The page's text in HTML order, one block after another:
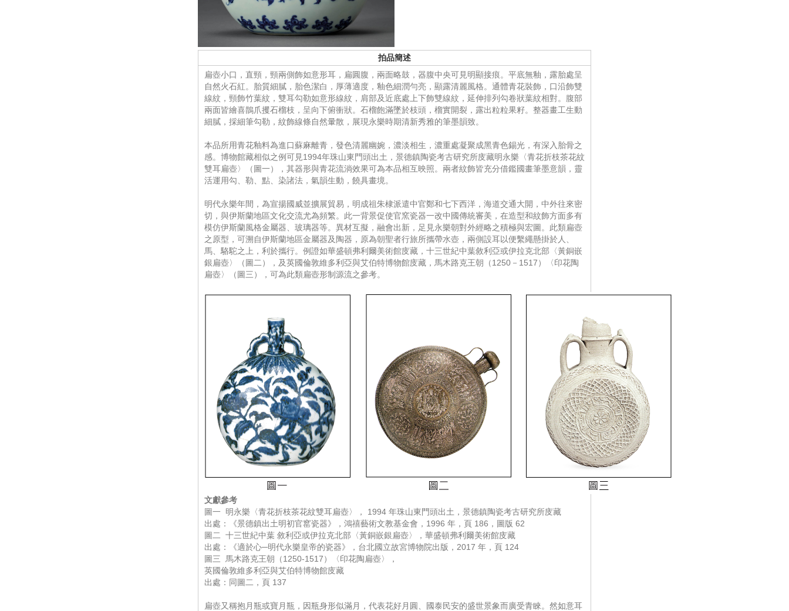
拍品簡述
扁壺小口，直頸，頸兩側飾如意形耳，扁圓腹，兩面略鼓，器腹中央可見明顯接痕。平底無釉，露胎處呈
自然火石紅。胎質細膩，胎色潔白，厚薄適度，釉色細潤勻亮，顯露清麗風格。通體青花裝飾，口沿飾雙
線紋，頸飾竹葉紋，雙耳勾勒如意形線紋，肩部及近底處上下飾雙線紋，延伸排列勾卷狀葉紋相對。腹部
兩面皆繪喜鵲爪攫石榴枝，呈向下俯衝狀。石榴飽滿墜於枝頭，榴實開裂，露出粒粒果籽。整器畫工生動
細膩，採細筆勾勒，紋飾線條自然暈散，展現永樂時期清新秀雅的筆墨韻致。
本品所用青花釉料為進口蘇麻離青，發色清麗幽婉，濃淡相生，濃重處凝聚成黑青色錫光，有深入胎骨之
感。博物館藏相似之例可見1994年珠山東門頭出土，景德鎮陶瓷考古研究所庋藏明永樂〈青花折枝茶花紋
雙耳扁壺〉（圖一），其器形與青花流淌效果可為本品相互映照。兩者紋飾皆充分借鑑國畫筆墨意韻，靈
活運用勾、勒、點、染諸法，氣韻生動，饒具畫境。
明代永樂年間，為宣揚國威並擴展貿易，明成祖朱棣派遣中官鄭和七下西洋，海道交通大開，中外往來密
切，與伊斯蘭地區文化交流尤為頻繁。此一背景促使官窯瓷器一改中國傳統審美，在造型和紋飾方面多有
模仿伊斯蘭風格金屬器、玻璃器等。異材互擬，融會出新，足見永樂朝對外經略之積極與宏圖。此類扁壺
之原型，可溯自伊斯蘭地區金屬器及陶器，原為朝聖者行旅所攜帶水壺，兩側設耳以便繫繩懸掛於人、
馬、駱駝之上，利於攜行。例證如華盛頓弗利爾美術館庋藏，十三世紀中葉敘利亞或伊拉克北部〈黃銅嵌
銀扁壺〉（圖二），及英國倫敦維多利亞與艾伯特博物館庋藏，馬木路克王朝（1250－1517）〈印花陶
扁壺〉（圖三），可為此類扁壺形制源流之參考。
文獻參考
圖一 明永樂〈青花折枝茶花紋雙耳扁壺〉， 1994 年珠山東門頭出土，景德鎮陶瓷考古研究所庋藏
出處：《景德鎮出土明初官窰瓷器》，鴻禧藝術文教基金會，1996 年，頁 186，圖版 62
圖二 十三世紀中葉 敘利亞或伊拉克北部〈黃銅嵌銀扁壺〉，華盛頓弗利爾美術館庋藏
出處：《適於心─明代永樂皇帝的瓷器》，台北國立故宮博物院出版，2017 年，頁 124
圖三 馬木路克王朝（1250-1517）〈印花陶扁壺〉，
英國倫敦維多利亞與艾伯特博物館庋藏
出處：同圖二，頁 137
扁壺又稱抱月瓶或寶月瓶，因瓶身形似滿月，代表花好月圓、國泰民安的盛世景象而廣受青睞。然如意耳